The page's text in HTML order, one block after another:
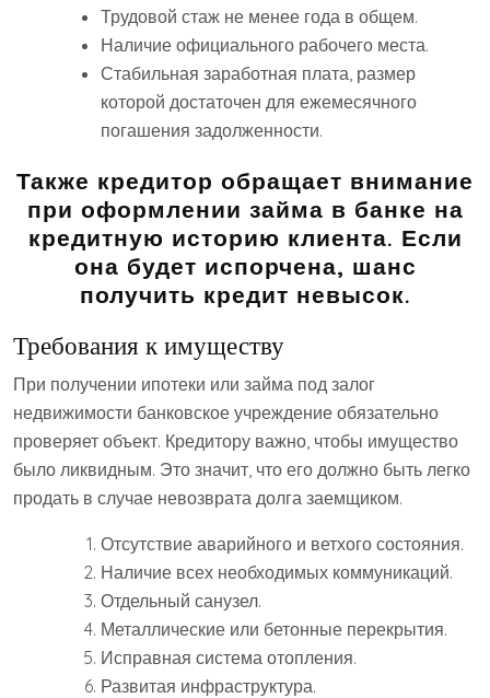
Трудовой стаж не менее года в общем.
Наличие официального рабочего места.
Стабильная заработная плата, размер
которой достаточен для ежемесячного
погашения задолженности.
Также кредитор обращает внимание
при оформлении займа в банке на
кредитную историю клиента. Если
она будет испорчена, шанс
получить кредит невысок.
Требования к имуществу
При получении ипотеки или займа под залог
недвижимости банковское учреждение обязательно
проверяет объект. Кредитору важно, чтобы имущество
было ликвидным. Это значит, что его должно быть легко
продать в случае невозврата долга заемщиком.
Отсутствие аварийного и ветхого состояния.
Наличие всех необходимых коммуникаций.
Отдельный санузел.
Металлические или бетонные перекрытия.
Исправная система отопления.
Развитая инфраструктура.